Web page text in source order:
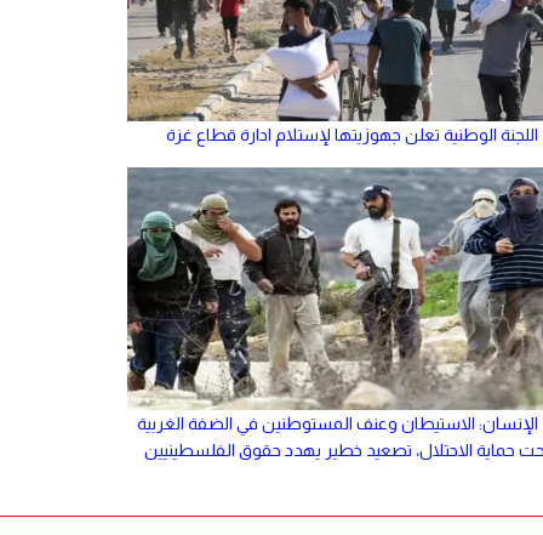
اللجنة الوطنية تعلن جهوزيتها لإستلام ادارة قطاع غزة
الإنسان: الاستيطان وعنف المستوطنين في الضفة الغربية
حماية الاحتلال، تصعيد خطير يهدد حقوق الفلسطينيين